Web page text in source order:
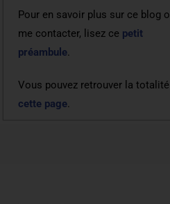
Pour en savoir plus sur ce blog
me contacter, lisez ce petit
préambule.
Vous pouvez retrouver la
cette page.